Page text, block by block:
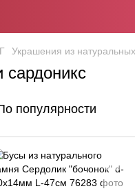
Украшения из
популярности